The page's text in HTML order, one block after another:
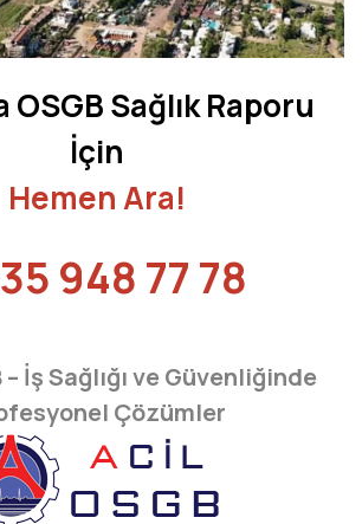
OSGB Sağlık Raporu
İçin
Hemen Ara!
948 77 78
– İş Sağlığı ve Güvenliğinde
Çözümler